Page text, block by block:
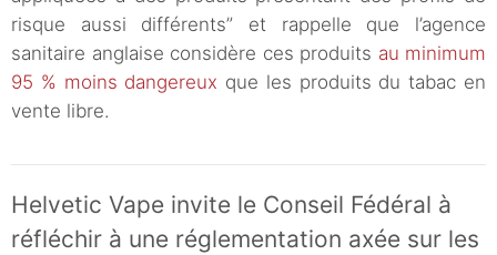
risque aussi différents” et rappelle que l’agence
sanitaire anglaise considère ces produits au minimum
95 % moins dangereux que les produits du tabac en
vente libre.
Helvetic Vape invite le Conseil Fédéral à
réfléchir à une réglementation axée sur les